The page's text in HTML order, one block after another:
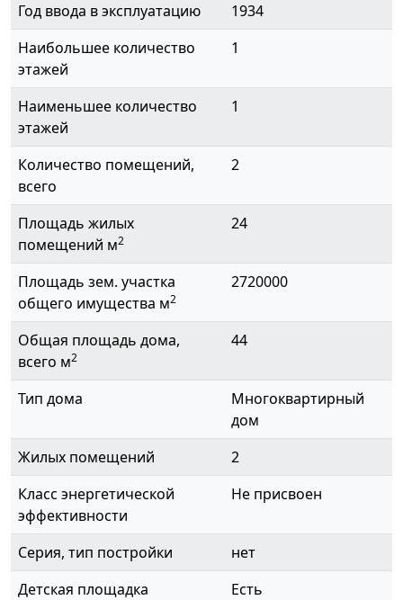
Год ввода в эксплуатацию
1934
Наибольшее количество
этажей
1
Наименьшее количество
этажей
1
Количество помещений,
всего
2
Площадь жилых
помещений м2
24
Площадь зем. участка
общего имущества м2
2720000
Общая площадь дома,
всего м2
44
Тип дома
Многоквартирный
дом
Жилых помещений
2
Класс энергетической
эффективности
Не присвоен
Серия, тип постройки
нет
Детская площадка
Есть